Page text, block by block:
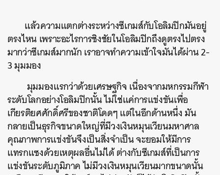
แล้วความแตกต่างระหว่างซีเกมส์กับโอลิมปิกมันอยู่
ตรงไหน เพราะอะไรการชิงชัยในโอลิมปิกถึงดูตรงไปตรง
มากว่าซีเกมส์มากนัก เราอาจทำความเข้าใจมันได้ผ่าน 2-
3 มุมมอง
​ มุมมองแรกว่าด้วยเศรษฐกิจ เนื่องจากมหกรรมกีฬา
ระดับโลกอย่างโอลิมปิกนั้น ไม่ใช่แค่การแข่งขันเพื่อ
เกียรติยศศักดิ์ศรีของชาติโดดๆ แต่ในอีกด้านหนึ่ง มัน
กลายเป็นธุรกิจขนาดใหญ่ที่มีวงเงินหมุนเวียนมหาศาล
คุณภาพการแข่งขันจึงเป็นสิ่งจำเป็น จะยอมให้มีการ
แทรกแซงด้วยเหตุผลอื่นไม่ได้ ต่างกับซีเกมส์ที่เป็นการ
แข่งขันระดับภูมิภาค ไม่มีวงเงินหมุนเวียนมากขนาดนั้น
ค้นหา